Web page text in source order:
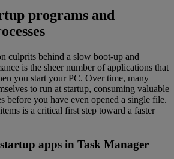
programs and
culprits behind a slow boot-up and
is the sheer number of applications that
you start your PC. Over time, many
to run at startup, consuming valuable
before you have even opened a single file.
is a critical first step toward a faster
apps in Task Manager